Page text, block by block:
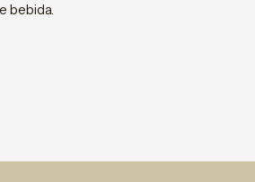
bebida.